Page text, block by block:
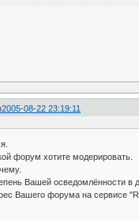
2005-08-22 23:19:11
форум хотите модерировать.
Вашей осведомлённости в
Вашего форума на сервисе